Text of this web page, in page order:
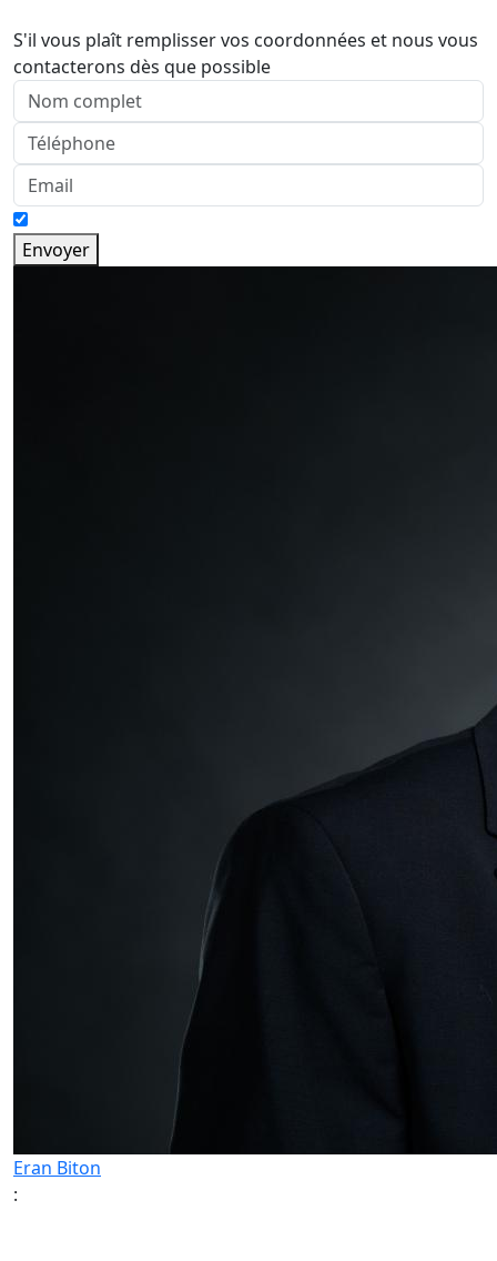
S'il vous plaît remplisser vos coordonnées et nous vous
contacterons dès que possible
Envoyer
Eran Biton
: